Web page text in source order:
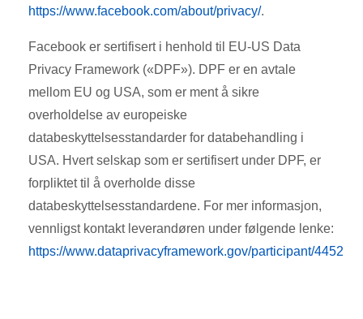
https://www.facebook.com/about/privacy/.
Facebook er sertifisert i henhold til EU-US Data
Privacy Framework («DPF»). DPF er en avtale
mellom EU og USA, som er ment å sikre
overholdelse av europeiske
databeskyttelsesstandarder for databehandling i
USA. Hvert selskap som er sertifisert under DPF, er
forpliktet til å overholde disse
databeskyttelsesstandardene. For mer informasjon,
vennligst kontakt leverandøren under følgende lenke:
https://www.dataprivacyframework.gov/participant/4452